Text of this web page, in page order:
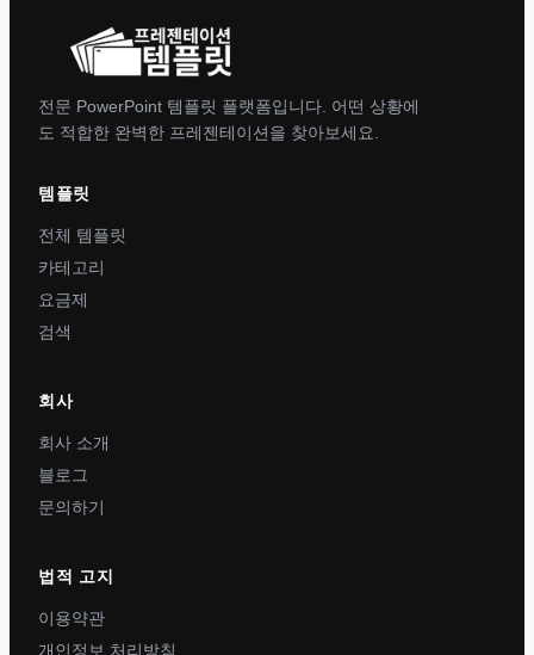
전문 PowerPoint 템플릿 플랫폼입니다. 어떤 상황에
도 적합한 완벽한 프레젠테이션을 찾아보세요.
템플릿
전체 템플릿
카테고리
요금제
검색
회사
회사 소개
블로그
문의하기
법적 고지
이용약관
개인정보 처리방침